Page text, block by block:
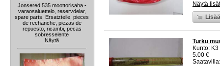
Jonsered 535 moottorisaha -
varaosaluettelo, reservdelar,
spare parts, Ersatzteile, pieces
de rechanche, piezas de
repuesto, ricambi, pecas
sobresselente
Näytä
Näytä
Turku
Kunto:
5.00 €